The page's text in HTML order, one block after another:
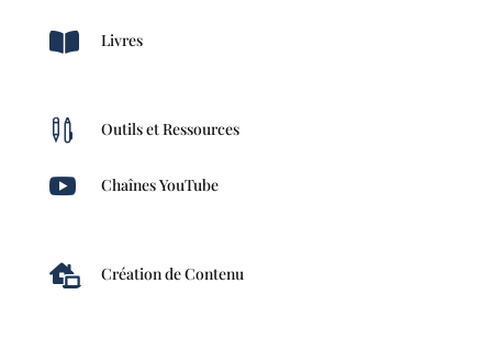
 Livres
 Outils et Ressources
 Chaînes YouTube
 Création de Contenu